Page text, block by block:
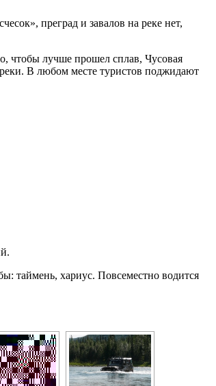
преград и завалов на реке нет,
чтобы лучше прошел сплав, Чусовая
В любом месте туристов поджидают
таймень, хариус. Повсеместно водится